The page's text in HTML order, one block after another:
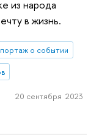
из народа
в жизнь.
о событии
20 сентября 2023